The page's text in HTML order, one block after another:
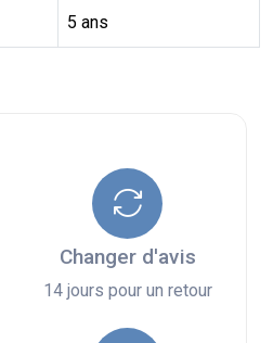
5 ans
Changer d'avis
14 jours pour un retour